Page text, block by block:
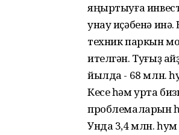
яңыртыуға
унау иҫәбенә
техник паркын
ителгән. Туғыҙ
йылда - 68 млн.
Кесе һәм урта
проблемаларын
Унда 3,4 млн. һум